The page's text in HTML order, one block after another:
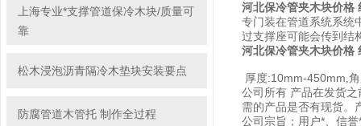
上海专业*支撑管道保冷木块/质量可
靠
松木浸泡沥青隔冷木垫块安装要点
防腐管道木管托 制作全过程
河北保冷管夹木块价格
专门装在管道系统系统
过支撑座可能会传到结
河北保冷管夹木块价格
厚度:10mm-450mm,
公司所有 产品在发货
需的产品是否有现货。
公司宗旨；用户*、信